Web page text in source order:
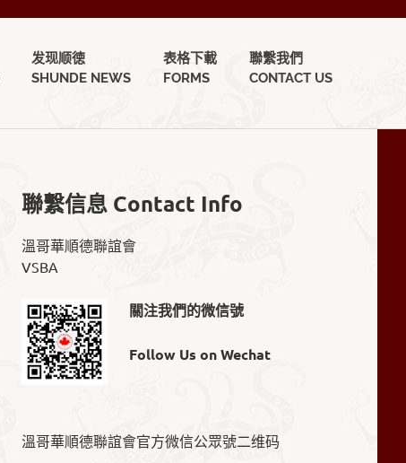
发现顺徳
SHUNDE NEWS
表格下載
FORMS
聯繫我們
CONTACT US
聯繫信息 Contact Info
溫哥華順德聯誼會
VSBA
關注我們的微信號
Follow Us on Wechat
溫哥華順德聯誼會官方微信公眾號二维码